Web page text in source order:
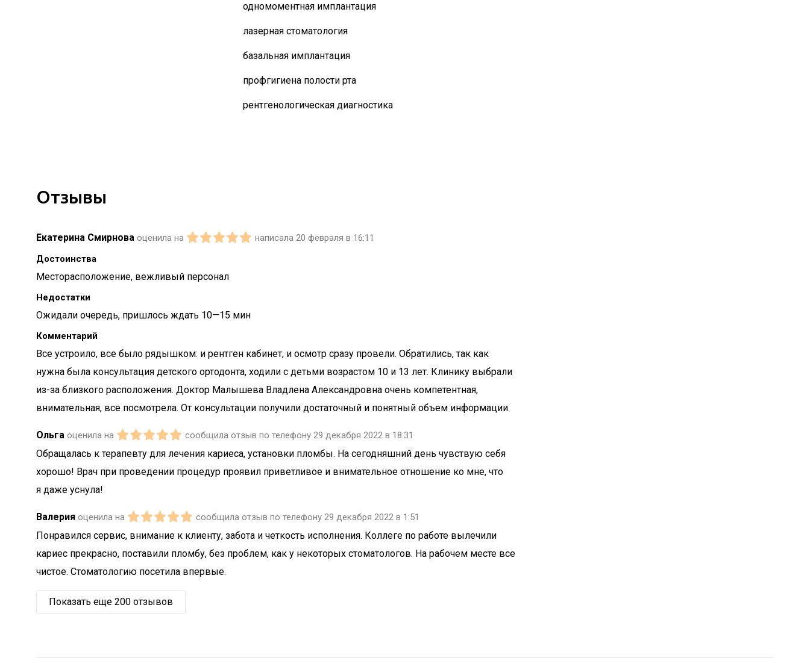
одномоментная имплантация
лазерная стоматология
базальная имплантация
профгигиена полости рта
рентгенологическая диагностика
Отзывы
Екатерина Смирнова оценила на
написала 20 февраля в 16:11
Достоинства
Месторасположение, вежливый персонал
Недостатки
Ожидали очередь, пришлось ждать 10—15 мин
Комментарий
Все устроило, все было рядышком: и рентген кабинет, и осмотр сразу провели. Обратились, так как
нужна была консультация детского ортодонта, ходили с детьми возрастом 10 и 13 лет. Клинику выбрали
из-за близкого расположения. Доктор Малышева Владлена Александровна очень компетентная,
внимательная, все посмотрела. От консультации получили достаточный и понятный объем информации.
Ольга оценила на сообщила отзыв по телефону 29 декабря 2022 в 18:31
Обращалась к терапевту для лечения кариеса, установки пломбы. На сегодняшний день чувствую себя
хорошо! Врач при проведении процедур проявил приветливое и внимательное отношение ко мне, что
я даже уснула!
Валерия оценила на сообщила отзыв по телефону 29 декабря 2022 в 1:51
Понравился сервис, внимание к клиенту, забота и четкость исполнения. Коллеге по работе вылечили
кариес прекрасно, поставили пломбу, без проблем, как у некоторых стоматологов. На рабочем месте все
чистое. Стоматологию посетила впервые.
Показать еще 200 отзывов